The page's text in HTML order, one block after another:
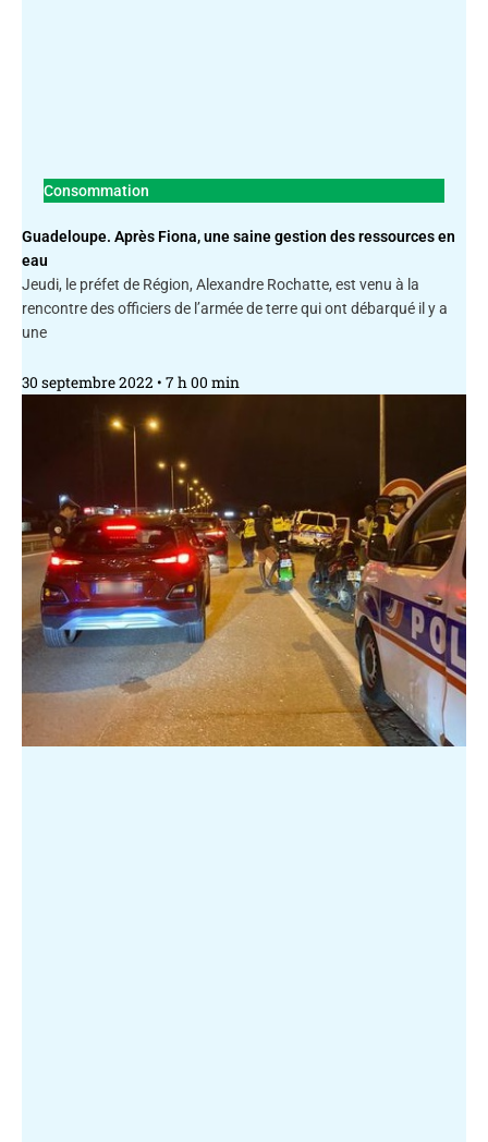
Consommation
Guadeloupe. Après Fiona, une saine gestion des ressources en
eau
Jeudi, le préfet de Région, Alexandre Rochatte, est venu à la
rencontre des officiers de l’armée de terre qui ont débarqué il y a
une
30 septembre 2022 7 h 00 min